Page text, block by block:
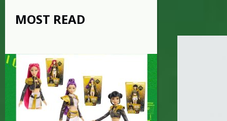
MOST READ